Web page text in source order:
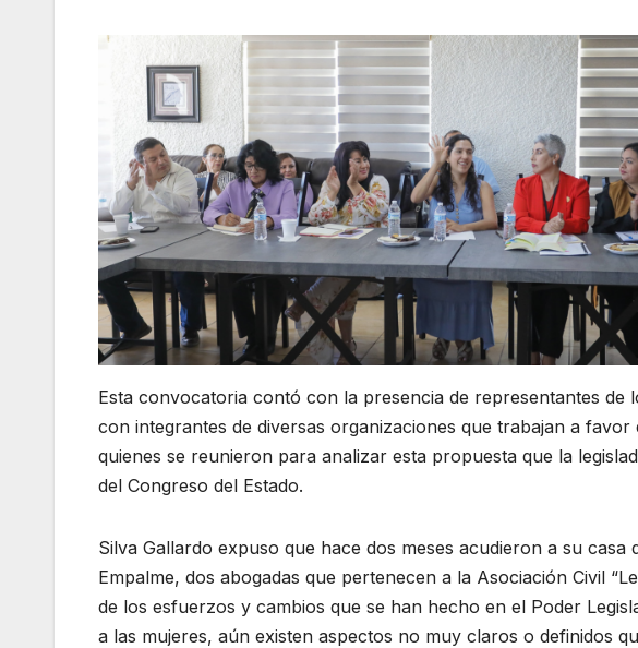
Esta convocatoria contó con la presencia de representantes de
con integrantes de diversas organizaciones que trabajan a favor
quienes se reunieron para analizar esta propuesta que la
del Congreso del Estado.
Silva Gallardo expuso que hace dos meses acudieron a su casa
Empalme, dos abogadas que pertenecen a la Asociación Civil
de los esfuerzos y cambios que se han hecho en el Poder
a las mujeres, aún existen aspectos no muy claros o definidos